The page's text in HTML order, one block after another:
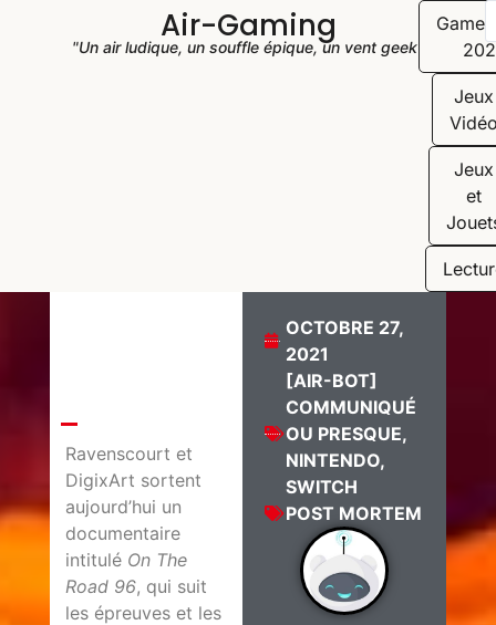
Air-Gaming
"Un air ludique, un souffle épique, un vent geek"
Jeux
Jeux
et
Ravenscourt et
DigixArt sortent
aujourd’hui un
documentaire
intitulé On The
Road 96, qui suit
les épreuves et les
OCTOBRE 27,
2021
[AIR-BOT]
COMMUNIQUÉ
OU PRESQUE,
NINTENDO,
SWITCH
POST MORTEM